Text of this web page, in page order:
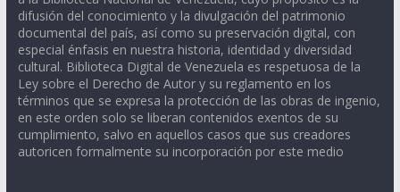
difusión del conocimiento y la divulgación del patrimonio
documental del país, así como su preservación digital, con
especial énfasis en nuestra historia, identidad y diversidad
cultural. Biblioteca Digital de Venezuela es respetuosa de la
Ley sobre el Derecho de Autor y su reglamento en los
términos que se expresa la protección de las obras de ingenio,
en este orden solo se liberan contenidos exentos de su
cumplimiento, salvo en aquellos casos que sus creadores
autoricen formalmente su incorporación por este medio